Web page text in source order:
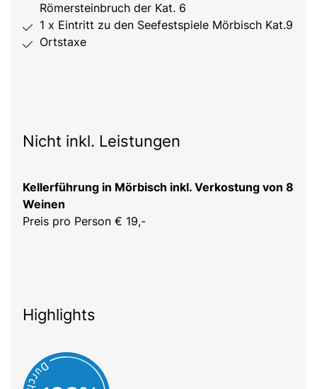
Römersteinbruch der Kat. 6
1 x Eintritt zu den Seefestspiele Mörbisch Kat.9
Ortstaxe
Nicht inkl. Leistungen
Kellerführung in Mörbisch inkl. Verkostung von 8
Weinen
Preis pro Person € 19,-
Highlights